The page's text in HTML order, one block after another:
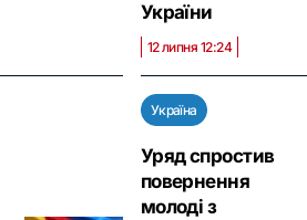
України
12 липня 12:24
Україна
Уряд спростив
повернення
молоді з